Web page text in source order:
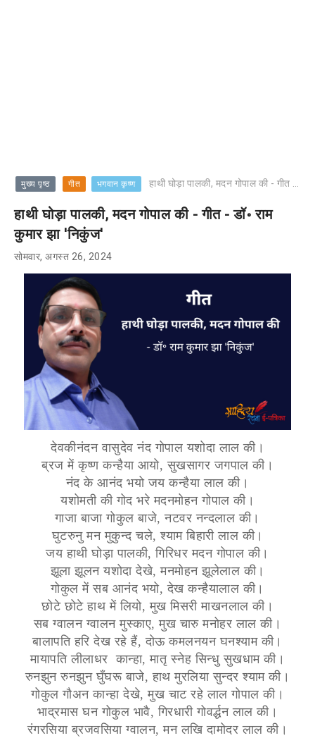
मुख्य पृष्ठ गीत भगवान कृष्ण हाथी घोड़ा पालकी, मदन गोपाल की - गीत - डॉ॰ राम कुमार झा 'निकुंज'
हाथी घोड़ा पालकी, मदन गोपाल की - गीत - डॉ॰ राम
कुमार झा 'निकुंज'
सोमवार, अगस्त 26, 2024
देवकीनंदन वासुदेव नंद गोपाल यशोदा लाल की।
ब्रज में कृष्ण कन्हैया आयो, सुखसागर जगपाल की।
नंद के आनंद भयो जय कन्हैया लाल की।
यशोमती की गोद भरे मदनमोहन गोपाल की।
गाजा बाजा गोकुल बाजे, नटवर नन्दलाल की।
घुटरुनु मन मुकुन्द चले, श्याम बिहारी लाल की।
जय हाथी घोड़ा पालकी, गिरिधर मदन गोपाल की।
झूला झूलन यशोदा देखे, मनमोहन झूलेलाल की।
गोकुल में सब आनंद भयो, देख कन्हैयालाल की।
छोटे छोटे हाथ में लियो, मुख मिसरी माखनलाल की।
सब ग्वालन ग्वालन मुस्काए, मुख चारु मनोहर लाल की।
बालापति हरि देख रहे हैं, दोऊ कमलनयन घनश्याम की।
मायापति लीलाधर कान्हा, मातृ स्नेह सिन्धु सुखधाम की।
रुनझुन रुनझुन घुँघरू बाजे, हाथ मुरलिया सुन्दर श्याम की।
गोकुल गौअन कान्हा देखे, मुख चाट रहे लाल गोपाल की।
भाद्रमास घन गोकुल भावै, गिरधारी गोवर्द्धन लाल की।
रंगरसिया ब्रजवसिया ग्वालन, मन लखि दामोदर लाल की।